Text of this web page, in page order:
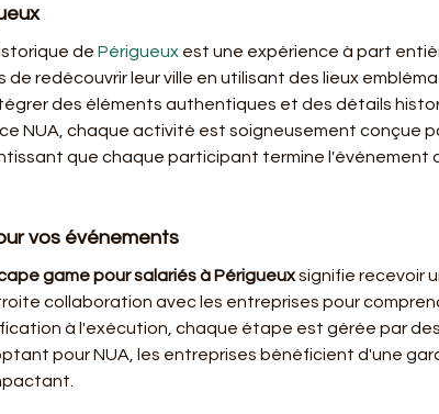
de Périgueux est une expérience à part
redécouvrir leur ville en utilisant des lieux
des éléments authentiques et des détails
NUA, chaque activité est soigneusement conçue
que chaque participant termine l'événement
vos événements
game pour salariés à Périgueux signifie recevoir
collaboration avec les entreprises pour
à l'exécution, chaque étape est gérée par
pour NUA, les entreprises bénéficient d'une